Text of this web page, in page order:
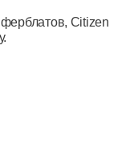
Citizen